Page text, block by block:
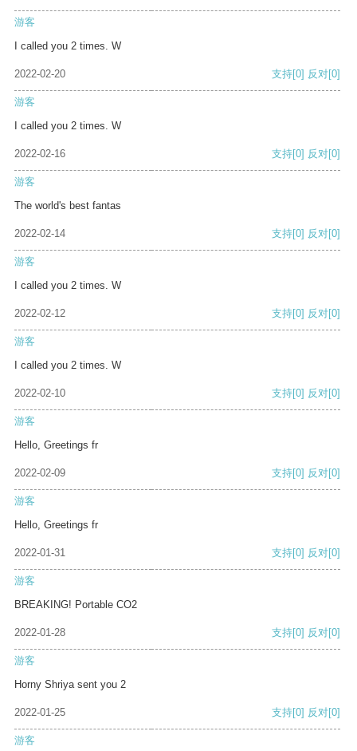
游客
I called you 2 times. W
2022-02-20 支持[0] 反对[0]
游客
I called you 2 times. W
2022-02-16 支持[0] 反对[0]
游客
The world's best fantas
2022-02-14 支持[0] 反对[0]
游客
I called you 2 times. W
2022-02-12 支持[0] 反对[0]
游客
I called you 2 times. W
2022-02-10 支持[0] 反对[0]
游客
Hello, Greetings fr
2022-02-09 支持[0] 反对[0]
游客
Hello, Greetings fr
2022-01-31 支持[0] 反对[0]
游客
BREAKING! Portable CO2
2022-01-28 支持[0] 反对[0]
游客
Horny Shriya sent you 2
2022-01-25 支持[0] 反对[0]
游客